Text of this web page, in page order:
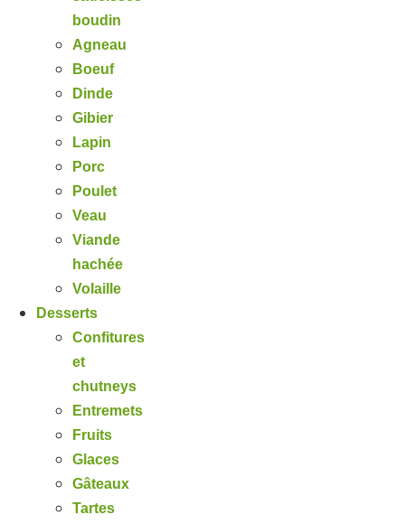
boudin
Agneau
Boeuf
Dinde
Gibier
Lapin
Porc
Poulet
Veau
Viande
hachée
Volaille
Desserts
Confitures
et
chutneys
Entremets
Fruits
Glaces
Gâteaux
Tartes